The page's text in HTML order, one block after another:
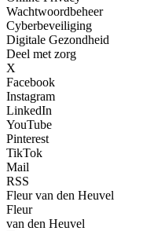
Wachtwoordbeheer
Cyberbeveiliging
Digitale Gezondheid
Deel met zorg
X
Facebook
Instagram
LinkedIn
YouTube
Pinterest
TikTok
Mail
RSS
Fleur van den Heuvel
Fleur
van den Heuvel